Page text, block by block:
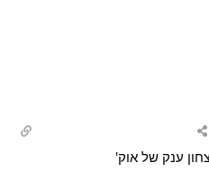
ענק של אוק'